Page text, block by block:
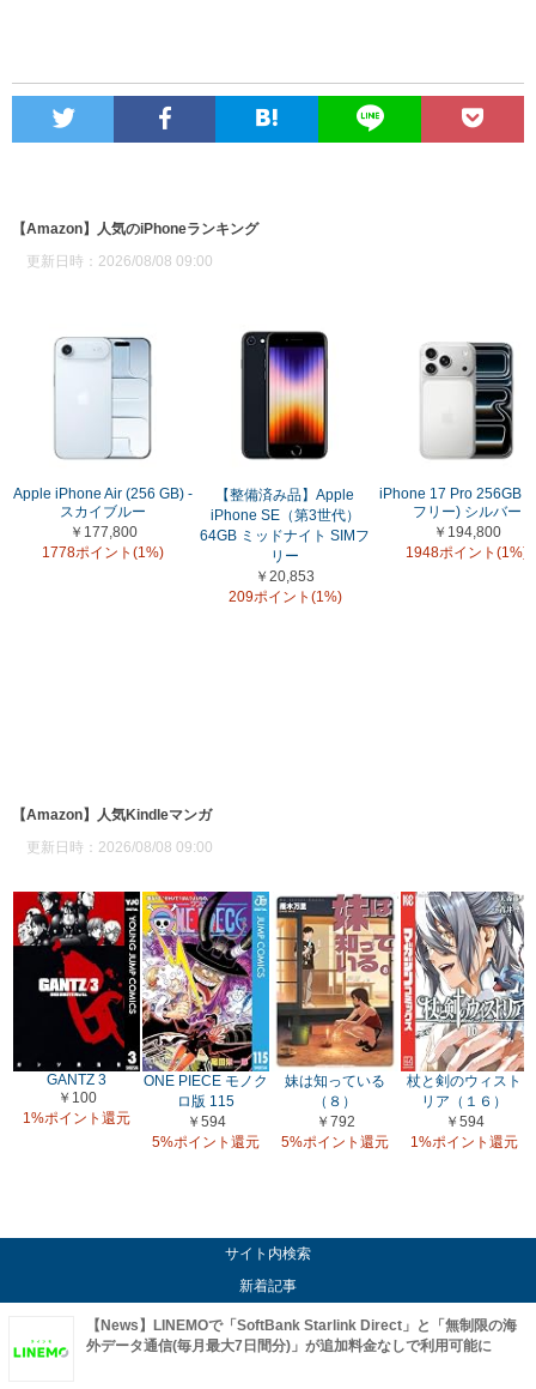
【Amazon】人気のiPhoneランキング
更新日時：2026/08/08 09:00
Apple iPhone Air (256 GB) -
スカイブルー
￥177,800
1778ポイント(1%)
【整備済み品】Apple
iPhone SE（第3世代）
64GB ミッドナイト SIMフ
リー
￥20,853
209ポイント(1%)
iPhone 17 Pro 256GB
フリー) シルバー
￥194,800
1948ポイント(1%)
【Amazon】人気Kindleマンガ
更新日時：2026/08/08 09:00
GANTZ 3
￥100
1%ポイント還元
ONE PIECE モノク
ロ版 115
￥594
5%ポイント還元
妹は知っている
（８）
￥792
5%ポイント還元
杖と剣のウィスト
リア（１６）
￥594
1%ポイント還元
サイト内検索
新着記事
【News】LINEMOで「SoftBank Starlink Direct」と「無制限の海
外データ通信(毎月最大7日間分)」が追加料金なしで利用可能に